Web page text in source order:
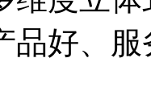
品好、